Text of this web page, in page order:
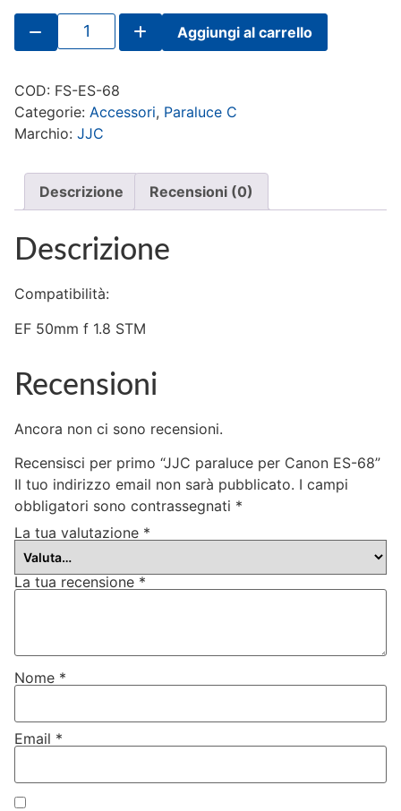
JJC
paraluce
per
68
quantità
Aggiungi al carrello
COD: FS-ES-68
Categorie: Accessori, Paraluce C
Marchio: JJC
Descrizione Recensioni (0)
Descrizione
Compatibilità:
EF 50mm f 1.8 STM
Recensioni
Ancora non ci sono recensioni.
Recensisci per primo “JJC paraluce per Canon ES-68”
Il tuo indirizzo email non sarà pubblicato. I campi
obbligatori sono contrassegnati *
La tua valutazione *
La tua recensione *
Nome *
Email *